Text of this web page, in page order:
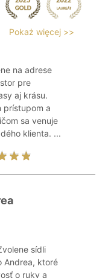
Pokaż więcej >>
na adrese
pre
aj krásu.
prístupom a
sa venuje
klienta. ...
sídli
Andrea, ktoré
o ruky a